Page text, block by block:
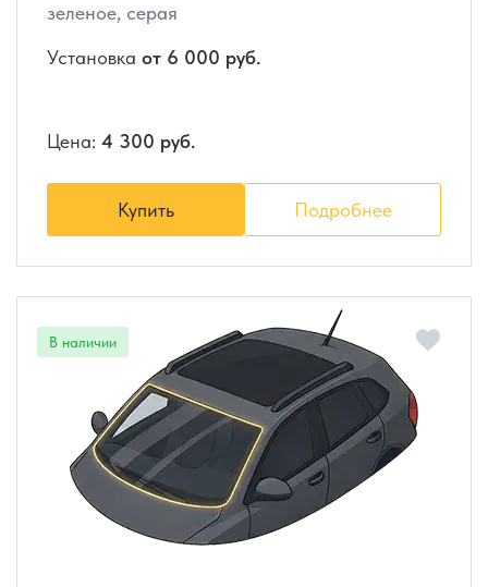
зеленое, серая
Установка от 6 000 руб.
Цена: 4 300 руб.
Купить Подробнее